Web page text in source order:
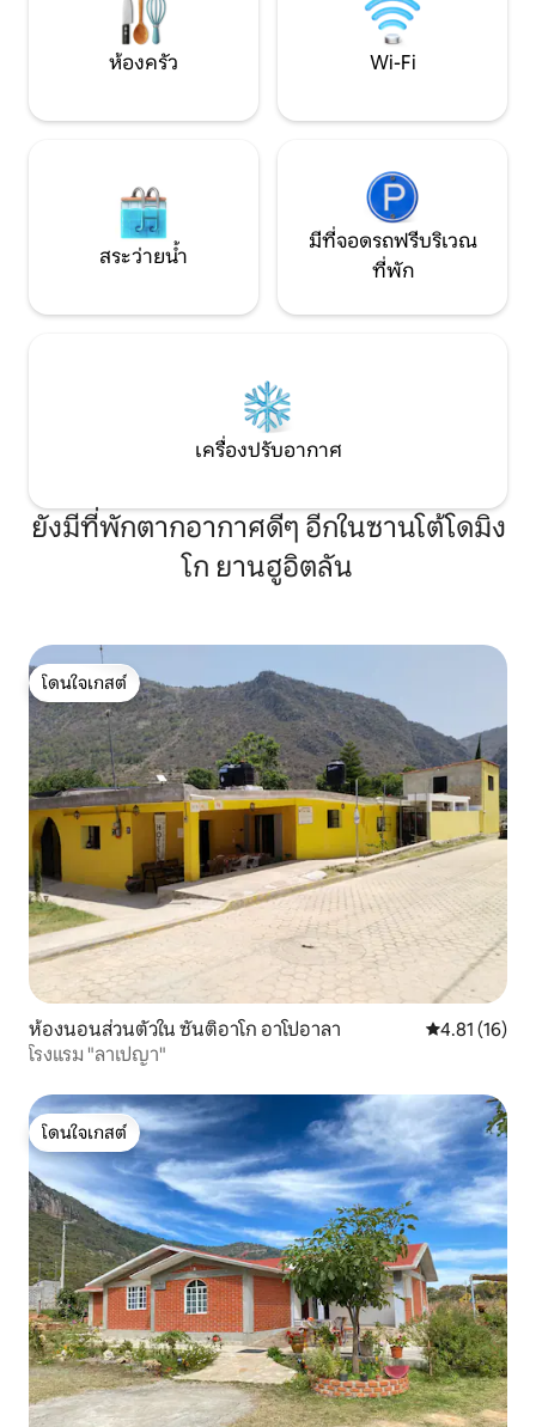
ห้องครัว Wi-Fi
สระว่ายน้ำ
มีที่จอดรถฟรีบริเวณ
ที่พัก
เครื่องปรับอากาศ
ยังมีที่พักตากอากาศดีๆ อีกในซานโต้โดมิง
โก ยานฮูอิตลัน
โดนใจเกสต์
โดนใจเกสต์
ห้องนอนส่วนตัวใน ซันติอาโก อาโปอาลา คะแนนเฉลี่ย
4.81 (16)
โรงแรม "ลาเปญา"
โดนใจเกสต์
โดนใจเกสต์